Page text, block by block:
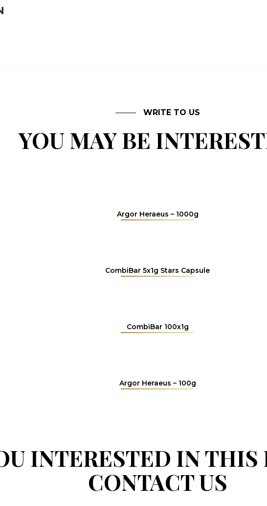
WRITE TO US
YOU MAY BE
Argor Heraeus – 1000g
CombiBar 5x1g Stars Capsule
CombiBar 100x1g
Argor Heraeus – 100g
INTERESTED IN THIS
CONTACT US